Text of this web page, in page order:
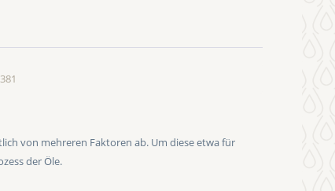
von mehreren Faktoren ab. Um diese etwa für
der Öle.